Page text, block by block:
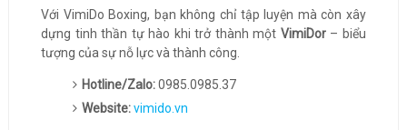
Với VimiDo Boxing, bạn không chỉ tập luyện mà còn xây
dựng tinh thần tự hào khi trở thành một VimiDor– biểu
tượng của sự nỗ lực và thành công.
Hotline/Zalo:0985.0985.37
Website:vimido.vn